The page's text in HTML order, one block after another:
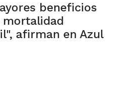
beneficios
afirman en Azul